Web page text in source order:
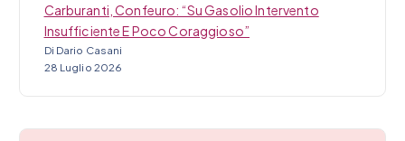
Carburanti, Confeuro: “Su Gasolio Intervento
Insufficiente E Poco Coraggioso”
Di Dario Casani
28 Luglio 2026